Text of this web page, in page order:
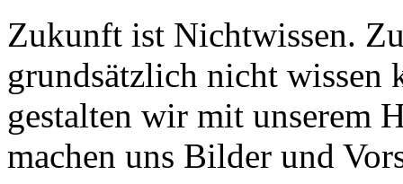
Zukunft ist Nichtwissen.
grundsätzlich nicht wissen
gestalten wir mit unserem
machen uns Bilder und